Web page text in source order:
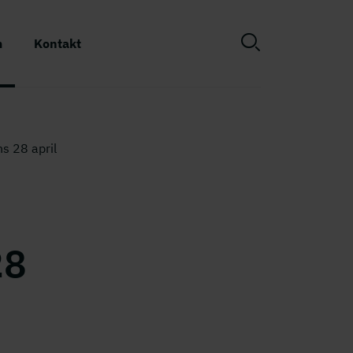
Kontakt
28 april